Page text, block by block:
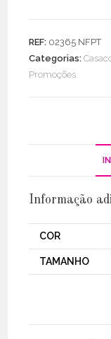
Botões
REF: 02365 NFPT
Categorias:
Promoções
Informação
COR
TAMANHO